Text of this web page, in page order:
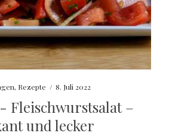
, Rezepte / 8. Juli 2022
Fleischwurstsalat –
und lecker